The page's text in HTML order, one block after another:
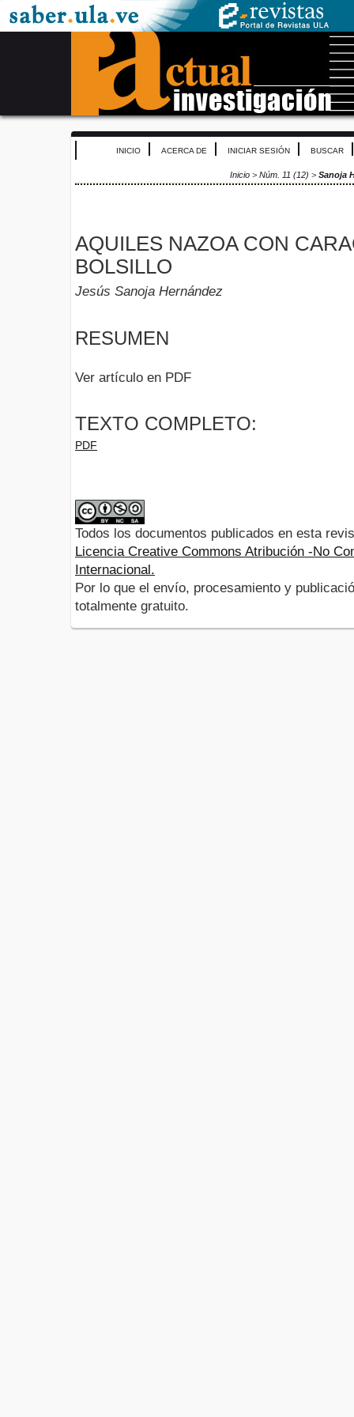
INICIO ACERCA DE INICIAR SESIÓN BUSCAR
Inicio > Núm. 11 (12) > Sanoja
AQUILES NAZOA CON
BOLSILLO
Jesús Sanoja Hernández
RESUMEN
Ver artículo en PDF
TEXTO COMPLETO:
PDF
Todos los documentos publicados en esta
Licencia Creative Commons Atribución -No
Internacional.
Por lo que el envío, procesamiento y
totalmente gratuito.